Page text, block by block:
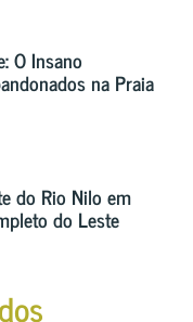
O Insano
na Praia
do Rio Nilo em
do Leste